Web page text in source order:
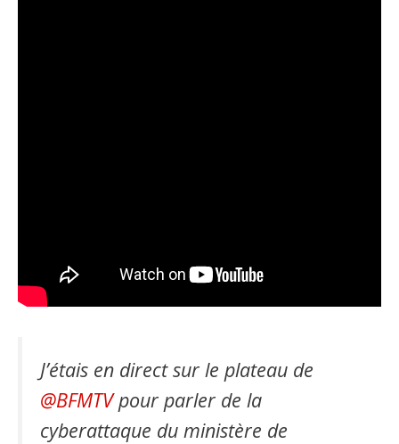
J’étais en direct sur le plateau de
@BFMTVpour parler de la
cyberattaque du ministère de